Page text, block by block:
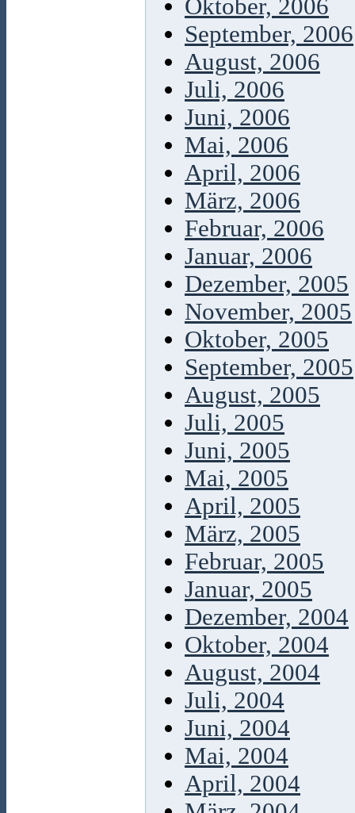
Oktober, 2006
September, 2006
August, 2006
Juli, 2006
Juni, 2006
Mai, 2006
April, 2006
März, 2006
Februar, 2006
Januar, 2006
Dezember, 2005
November, 2005
Oktober, 2005
September, 2005
August, 2005
Juli, 2005
Juni, 2005
Mai, 2005
April, 2005
März, 2005
Februar, 2005
Januar, 2005
Dezember, 2004
Oktober, 2004
August, 2004
Juli, 2004
Juni, 2004
Mai, 2004
April, 2004